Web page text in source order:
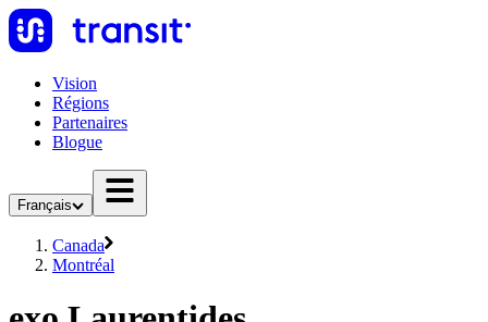
Vision
Régions
Partenaires
Blogue
Français
Canada
Montréal